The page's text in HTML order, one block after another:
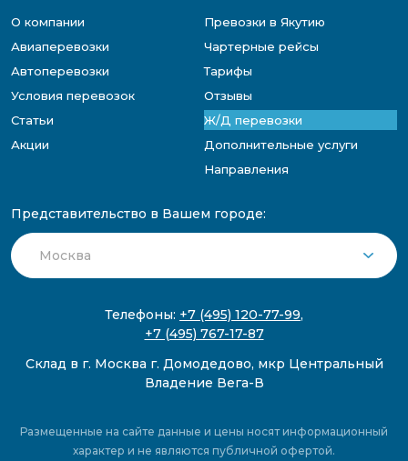
О компании
Превозки в Якутию
Авиаперевозки
Чартерные рейсы
Автоперевозки
Тарифы
Условия перевозок
Отзывы
Статьи
Ж/Д перевозки
Акции
Дополнительные услуги
Направления
Представительство в Вашем городе:
Телефоны: +7 (495) 120-77-99,
+7 (495) 767-17-87
Склад в г. Москва г. Домодедово, мкр Центральный
Владение Вега-В
Размещенные на сайте данные и цены носят информационный
характер и не являются публичной офертой.